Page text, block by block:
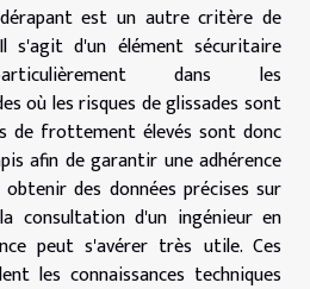
est un autre critère de
s'agit d'un élément sécuritaire
dans les
où les risques de glissades sont
de frottement élevés sont donc
afin de garantir une adhérence
des données précises sur
consultation d'un ingénieur en
peut s'avérer très utile. Ces
les connaissances techniques